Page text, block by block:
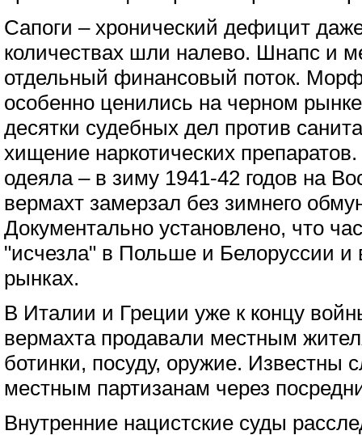
Сапоги – хронический дефицит
количествах шли налево. Шнапс и
отдельный финансовый поток.
особенно ценились на черном
десятки судебных дел против
хищение наркотических
одеяла – в зиму 1941-42 годов на
вермахт замерзал без зимнего
Документально установлено, что
"исчезла" в Польше и Белоруссии
рынках.
В Италии и Греции уже к концу
вермахта продавали местным
ботинки, посуду, оружие. Известны
местным партизанам через
Внутренние нацистские суды